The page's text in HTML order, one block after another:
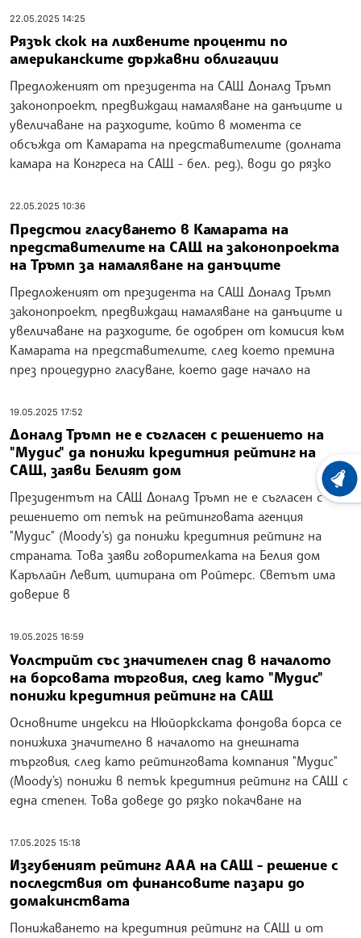
22.05.2025 14:25
Рязък скок на лихвените проценти по
американските държавни облигации
Предложеният от президента на САЩ Доналд Тръмп
законопроект, предвиждащ намаляване на данъците и
увеличаване на разходите, който в момента се
обсъжда от Камарата на представителите (долната
камара на Конгреса на САЩ - бел. ред.), води до рязко
22.05.2025 10:36
Предстои гласуването в Камарата на
представителите на САЩ на законопроекта
на Тръмп за намаляване на данъците
Предложеният от президента на САЩ Доналд Тръмп
законопроект, предвиждащ намаляване на данъците и
увеличаване на разходите, бе одобрен от комисия към
Камарата на представителите, след което премина
през процедурно гласуване, което даде начало на
19.05.2025 17:52
Доналд Тръмп не е съгласен с решението на
"Мудис" да понижи кредитния рейтинг на
САЩ, заяви Белият дом
Президентът на САЩ Доналд Тръмп не е съгласен с
решението от петък на рейтинговата агенция
"Мудис" (Moody’s) да понижи кредитния рейтинг на
страната. Това заяви говорителката на Белия дом
Карълайн Левит, цитирана от Ройтерс. Светът има
доверие в
19.05.2025 16:59
Уолстрийт със значителен спад в началото
на борсовата търговия, след като "Мудис"
понижи кредитния рейтинг на САЩ
Основните индекси на Нюйоркската фондова борса се
понижиха значително в началото на днешната
търговия, след като рейтинговата компания "Мудис"
(Moody's) понижи в петък кредитния рейтинг на САЩ с
една степен. Това доведе до рязко покачване на
17.05.2025 15:18
Изгубеният рейтинг ААА на САЩ - решение с
последствия от финансовите пазари до
домакинствата
Понижаването на кредитния рейтинг на САЩ и от